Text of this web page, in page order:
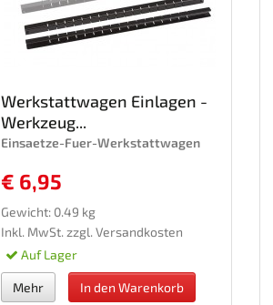
Werkstattwagen Einlagen -
Werkzeug...
Einsaetze-Fuer-Werkstattwagen
€ 6,95
Gewicht: 0.49 kg
Inkl. MwSt. zzgl. Versandkosten
Auf Lager
Mehr In den Warenkorb